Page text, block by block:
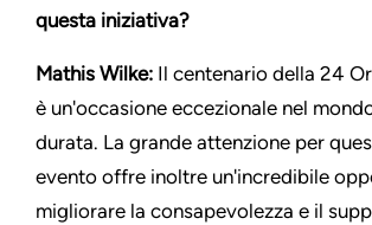
questa iniziativa?
Mathis Wilke: Il centenario della 24
è un'occasione eccezionale nel
durata. La grande attenzione per
evento offre inoltre un'incredibile
migliorare la consapevolezza e il